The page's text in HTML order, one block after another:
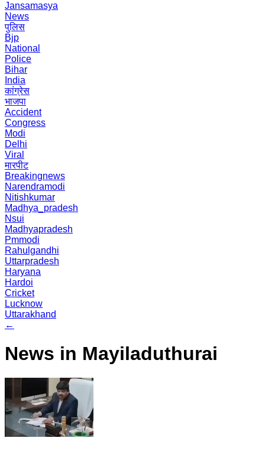
Jansamasya
News
पुलिस
Bjp
National
Police
Bihar
India
कांग्रेस
भाजपा
Accident
Congress
Modi
Delhi
Viral
मारपीट
Breakingnews
Narendramodi
Nitishkumar
Madhya_pradesh
Nsui
Madhyapradesh
Pmmodi
Rahulgandhi
Uttarpradesh
Haryana
Hardoi
Cricket
Lucknow
Uttarakhand
←
News in Mayiladuthurai